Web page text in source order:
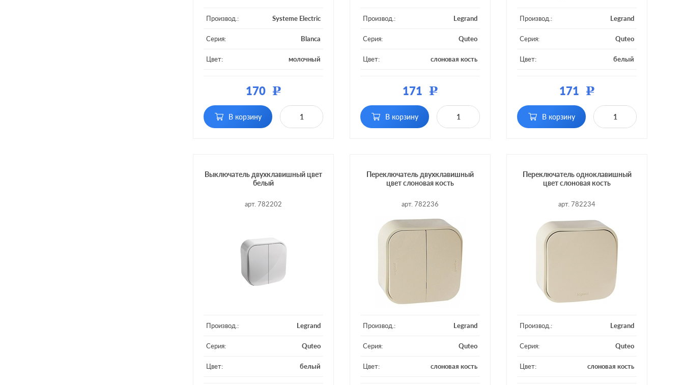
Производ.: Systeme Electric
Серия: Blanca
Цвет: молочный
Подсветка: без подсветки
170Р
В корзину
Производ.: Legrand
Серия: Quteo
Цвет: слоновая кость
клавиш:
Подсветка:
без подсветки, с
возможностью
171 Р
В корзину
Производ.: Legrand
Серия: Quteo
Цвет: белый
клавиш:
Подсветка:
без подсветки, с
возможностью
171 Р
В корзину
Выключатель двухклавишный цвет
белый
арт. 782202
Производ.: Legrand
Серия: Quteo
Цвет: белый
Переключатель двухклавишный
цвет слоновая кость
арт. 782236
Производ.: Legrand
Серия: Quteo
Цвет: слоновая кость
Переключатель одноклавишный
цвет слоновая кость
арт. 782234
Производ.: Legrand
Серия: Quteo
Цвет: слоновая кость